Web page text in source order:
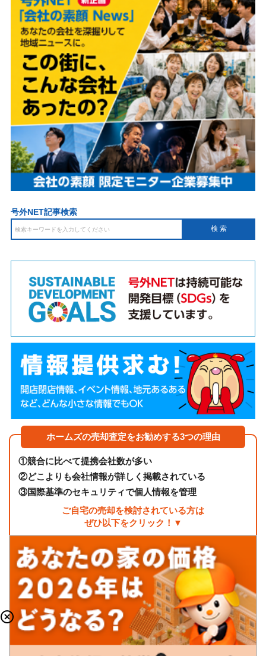
号外NET記事検索
ホームズの売却査定をお勧めする3つの理由
①競合に比べて提携会社数が多い
②どこよりも会社情報が詳しく掲載されている
③国際基準のセキュリティで個人情報を管理
ご自宅の売却を検討されている方は
ぜひ以下をクリック！▼